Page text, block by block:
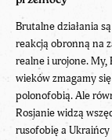
Brutalne działania
reakcją obronną na
realne i urojone. My,
wieków zmagamy
polonofobią. Ale
Rosjanie widzą
rusofobię a Ukraińcy